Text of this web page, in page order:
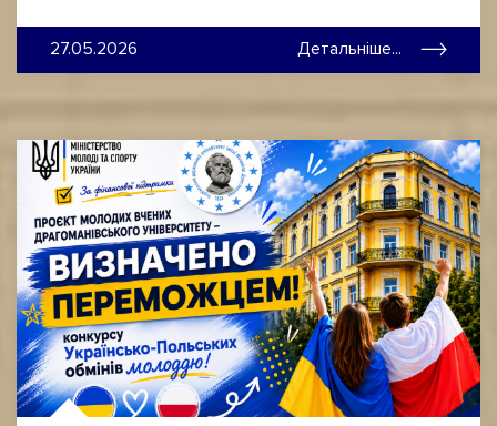
27.05.2026 Детальніше...